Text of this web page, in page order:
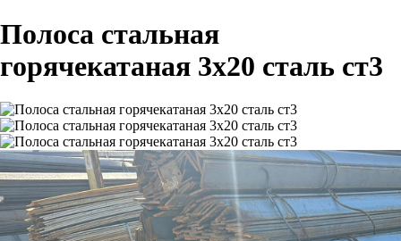
Полоса стальная
горячекатаная 3х20 сталь ст3